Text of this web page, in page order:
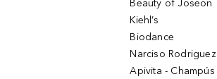
Beauty of Joseon
Kiehl’s
Biodance
Narciso Rodriguez
Apivita - Champús